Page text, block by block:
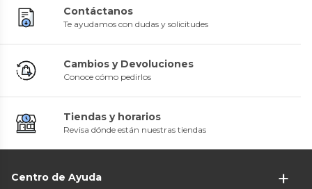
Contáctanos
Te ayudamos con dudas y solicitudes
Cambios y Devoluciones
Conoce cómo pedirlos
Tiendas y horarios
Revisa dónde están nuestras tiendas
Centro de Ayuda